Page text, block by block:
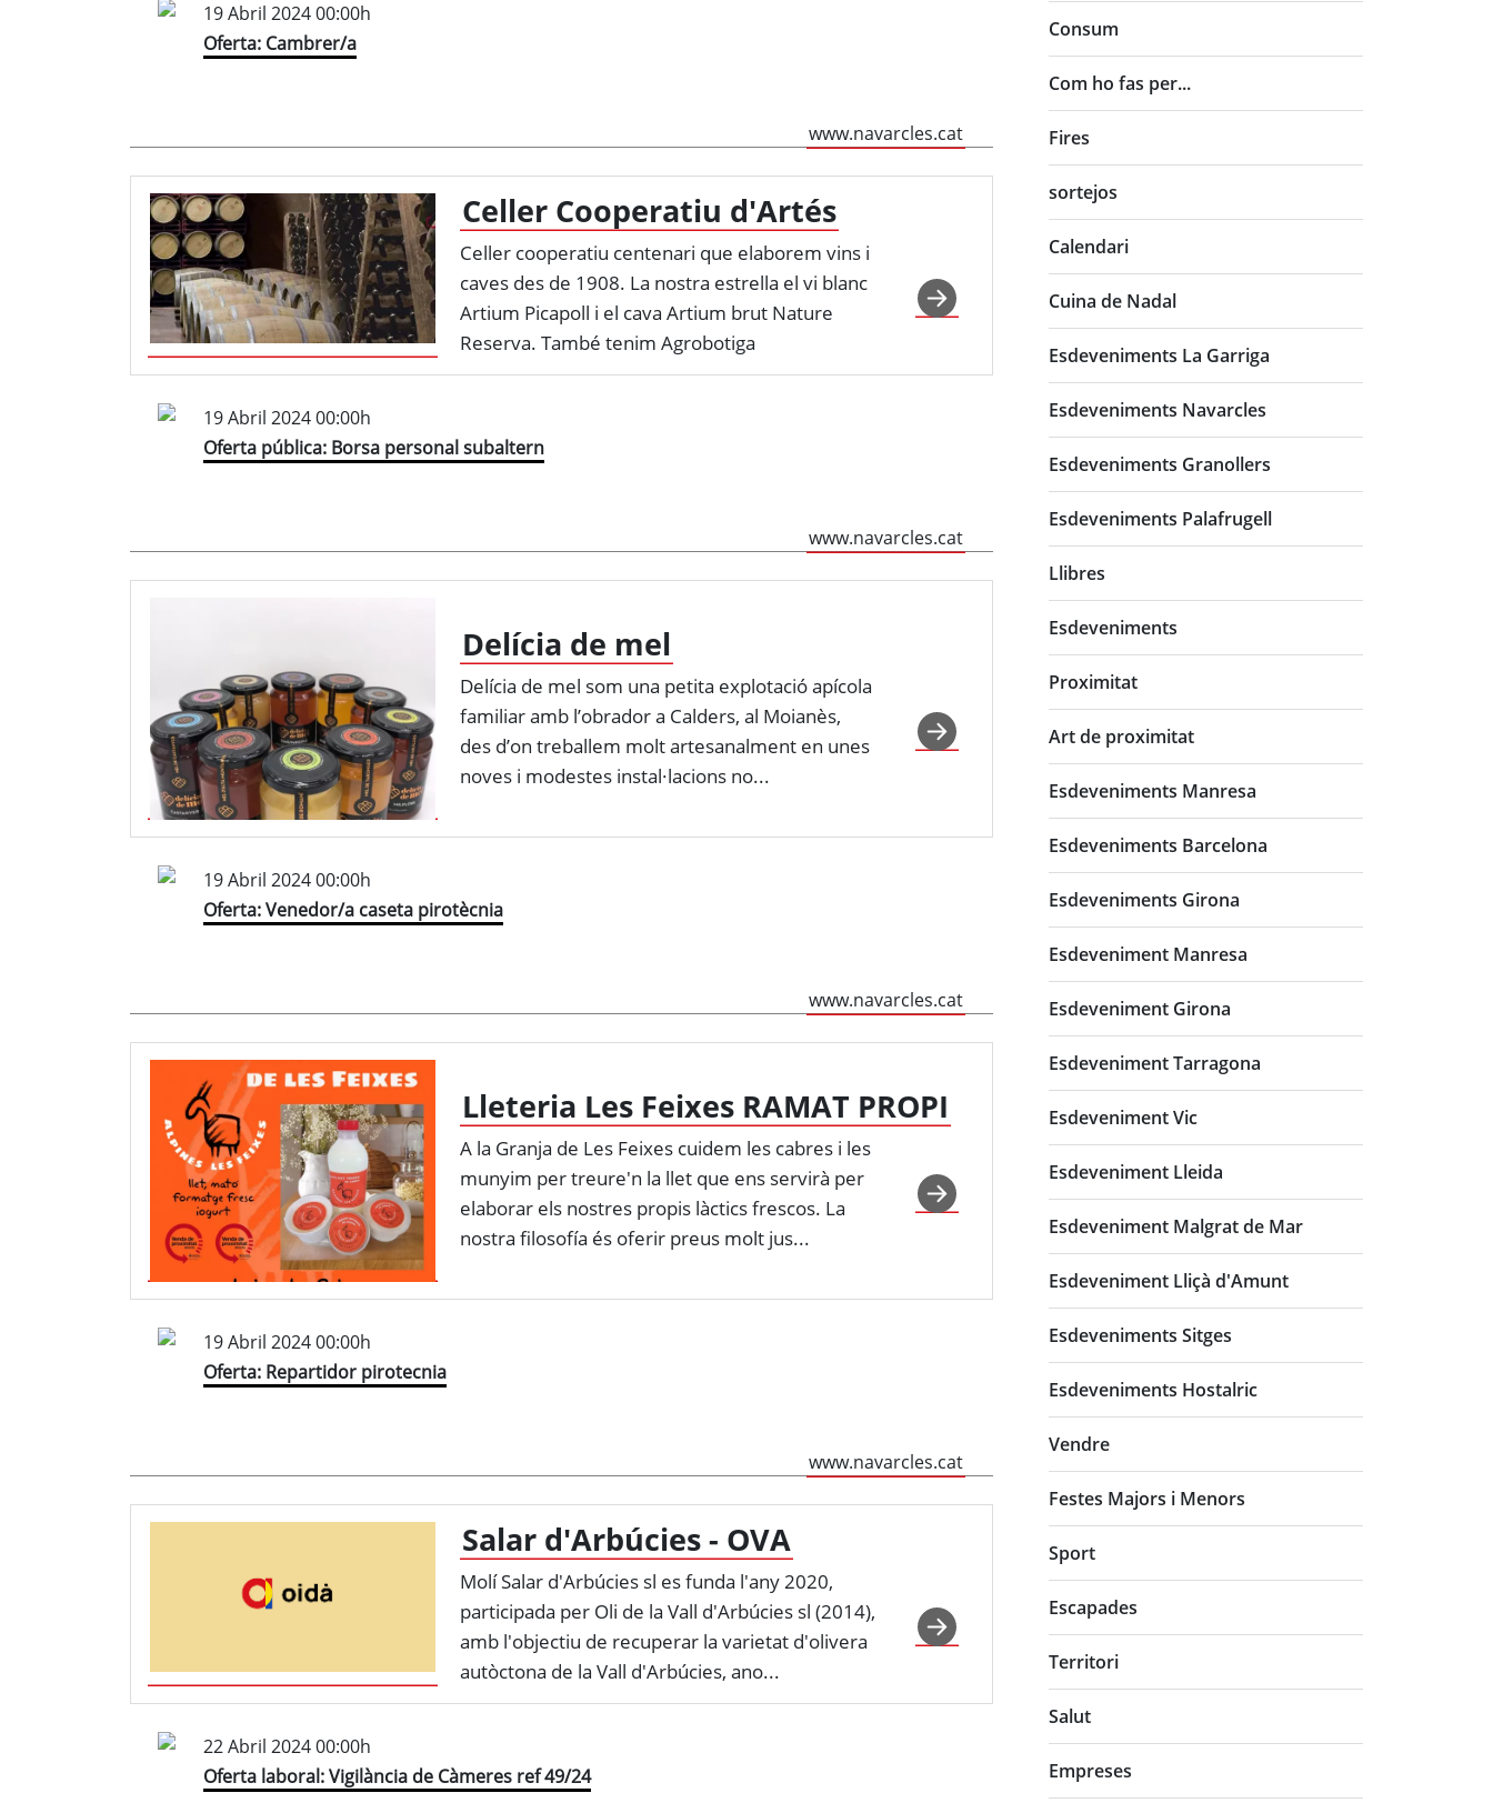
19 Abril 2024 00:00h
Oferta: Cambrer/a
www.navarcles.cat
Celler Cooperatiu d'Artés
Celler cooperatiu centenari que elaborem vins i
caves des de 1908. La nostra estrella el vi blanc
Artium Picapoll i el cava Artium brut Nature
Reserva. També tenim Agrobotiga
19 Abril 2024 00:00h
Oferta pública: Borsa personal subaltern
www.navarcles.cat
Delícia de mel
Delícia de mel som una petita explotació apícola
familiar amb l’obrador a Calders, al Moianès,
des d’on treballem molt artesanalment en unes
noves i modestes instal·lacions no...
19 Abril 2024 00:00h
Oferta: Venedor/a caseta pirotècnia
www.navarcles.cat
Lleteria Les Feixes RAMAT PROPI
A la Granja de Les Feixes cuidem les cabres i les
munyim per treure'n la llet que ens servirà per
elaborar els nostres propis làctics frescos. La
nostra filosofía és oferir preus molt jus...
19 Abril 2024 00:00h
Oferta: Repartidor pirotecnia
www.navarcles.cat
Salar d'Arbúcies - OVA
Molí Salar d'Arbúcies sl es funda l'any 2020,
participada per Oli de la Vall d'Arbúcies sl (2014),
amb l'objectiu de recuperar la varietat d'olivera
autòctona de la Vall d'Arbúcies, ano...
22 Abril 2024 00:00h
Oferta laboral: Vigilància de Càmeres ref 49/24
Consum
Com ho fas per...
Fires
sortejos
Calendari
Cuina de Nadal
Esdeveniments La Garriga
Esdeveniments Navarcles
Esdeveniments Granollers
Esdeveniments Palafrugell
Llibres
Esdeveniments
Proximitat
Art de proximitat
Esdeveniments Manresa
Esdeveniments Barcelona
Esdeveniments Girona
Esdeveniment Manresa
Esdeveniment Girona
Esdeveniment Tarragona
Esdeveniment Vic
Esdeveniment Lleida
Esdeveniment Malgrat de Mar
Esdeveniment Lliçà d'Amunt
Esdeveniments Sitges
Esdeveniments Hostalric
Vendre
Festes Majors i Menors
Sport
Escapades
Territori
Salut
Empreses